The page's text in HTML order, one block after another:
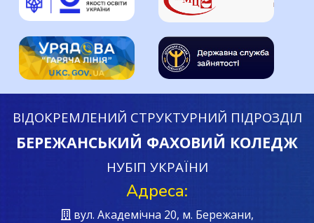
ВІДОКРЕМЛЕНИЙ СТРУКТУРНИЙ ПІДРОЗДІЛ
БЕРЕЖАНСЬКИЙ ФАХОВИЙ КОЛЕДЖ
НУБІП УКРАЇНИ
Адреса:
вул. Академічна 20, м. Бережани,